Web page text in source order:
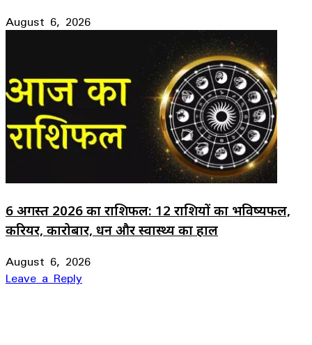
August 6, 2026
6 अगस्त 2026 का राशिफल: 12 राशियों का भविष्यफल,
करियर, कारोबार, धन और स्वास्थ्य का हाल
August 6, 2026
Leave a Reply